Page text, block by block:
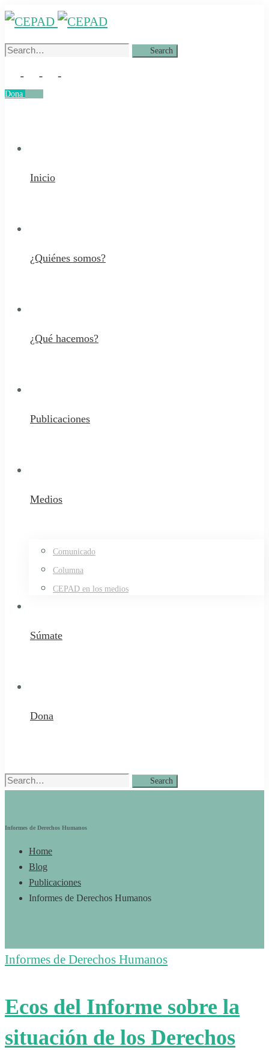
Search
Search
Dona
Inicio
¿Quiénes somos?
¿Qué hacemos?
Publicaciones
Medios
Comunicado
Columna
CEPAD en los medios
Súmate
Dona
Search
Search
Informes de Derechos Humanos
Home
Blog
Publicaciones
Informes de Derechos Humanos
Informes de Derechos Humanos
Ecos del Informe sobre la
situación de los Derechos